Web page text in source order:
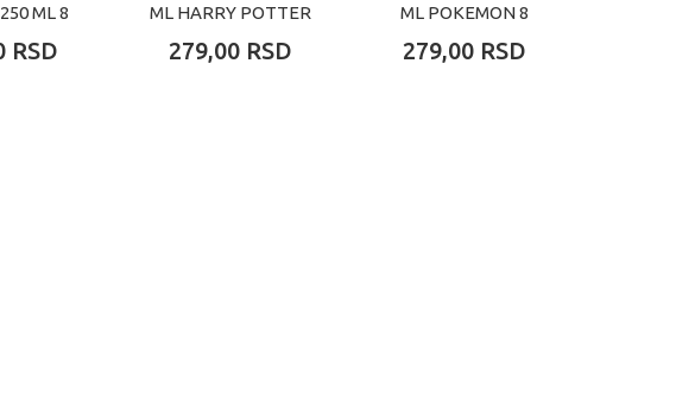
ML 8
RSD
ML HARRY POTTER
279,00 RSD
ML POKEMON 8
279,00 RSD